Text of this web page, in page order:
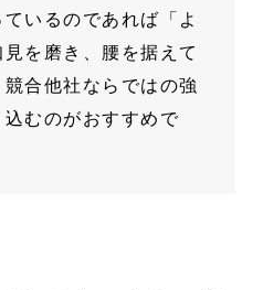
いるのであれば「よ
を磨き、腰を据えて
合他社ならではの強
むのがおすすめで